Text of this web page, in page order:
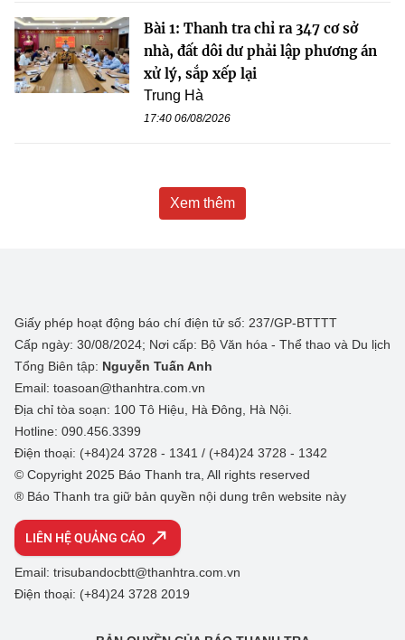
Bài 1: Thanh tra chỉ ra 347 cơ sở
nhà, đất dôi dư phải lập phương án
xử lý, sắp xếp lại
Trung Hà
17:40 06/08/2026
Xem thêm
Giấy phép hoạt động báo chí điện tử số: 237/GP-BTTTT
Cấp ngày: 30/08/2024; Nơi cấp: Bộ Văn hóa - Thể thao và Du lịch
Tổng Biên tập: Nguyễn Tuấn Anh
Email: toasoan@thanhtra.com.vn
Địa chỉ tòa soạn: 100 Tô Hiệu, Hà Đông, Hà Nội.
Hotline: 090.456.3399
Điện thoại: (+84)24 3728 - 1341 / (+84)24 3728 - 1342
© Copyright 2025 Báo Thanh tra, All rights reserved
® Báo Thanh tra giữ bản quyền nội dung trên website này
LIÊN HỆ QUẢNG CÁO
Email: trisubandocbtt@thanhtra.com.vn
Điện thoại: (+84)24 3728 2019